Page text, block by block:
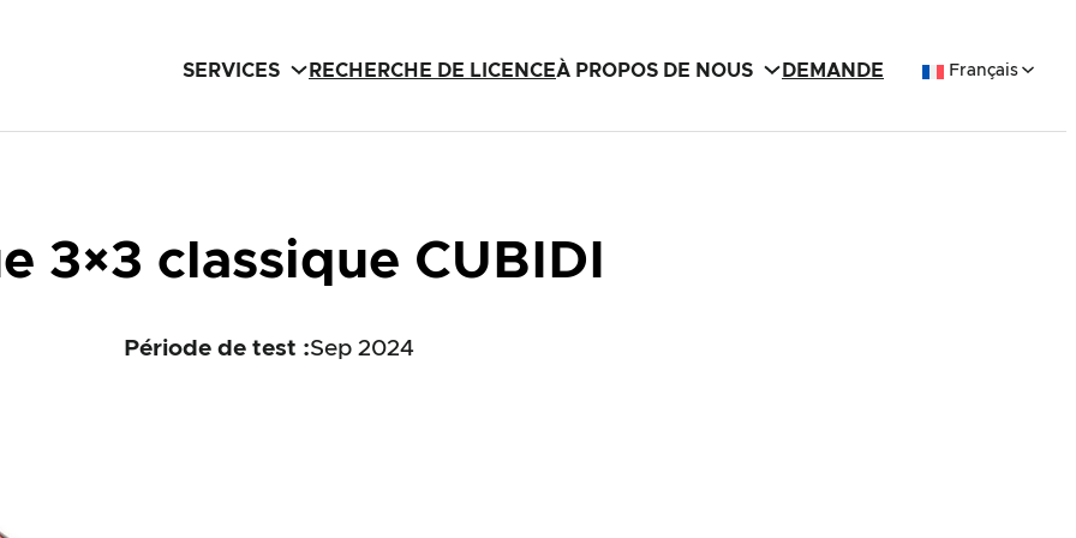
SERVICES RECHERCHE DE LICENCEÀ PROPOS DE NOUS DEMANDE Français
3×3 classique CUBIDI
Période de test :Sep 2024